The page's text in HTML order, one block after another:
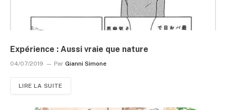
Expérience : Aussi vraie que nature
04/07/2019 Par Gianni Simone
LIRE LA SUITE